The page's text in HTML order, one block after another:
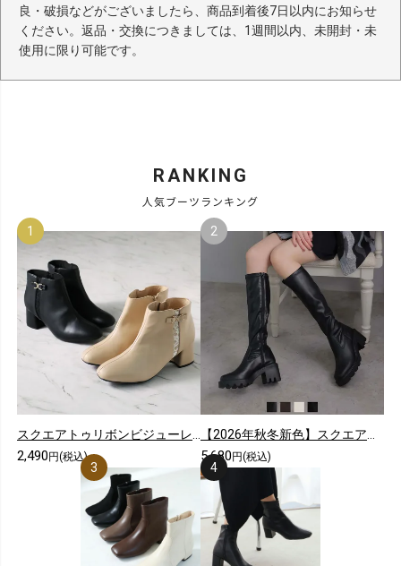
良・破損などがございましたら、商品到着後7日以内にお知らせ
ください。返品・交換につきましては、1週間以内、未開封・未
使用に限り可能です。
RANKING
人気ブーツランキング
スクエアトゥリボンビジューレースショートブーツ
2,490 円(税込)
【2026年秋冬新色】スクエアトゥ厚底ストレッチロングブーツ
5,680 円(税込)